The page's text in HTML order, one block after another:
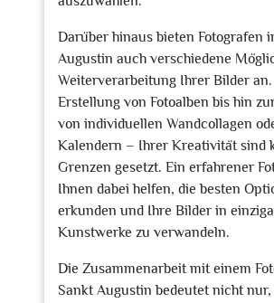
Darüber hinaus bieten Fotografen
Augustin auch verschiedene
Weiterverarbeitung Ihrer Bilder an.
Erstellung von Fotoalben bis hin
von individuellen Wandcollagen
Kalendern – Ihrer Kreativität sind
Grenzen gesetzt. Ein erfahrener
Ihnen dabei helfen, die besten
erkunden und Ihre Bilder in
Kunstwerke zu verwandeln.
Die Zusammenarbeit mit einem
Sankt Augustin bedeutet nicht nur,